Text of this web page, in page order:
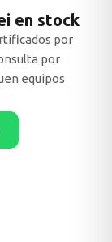
en stock
por
por
equipos